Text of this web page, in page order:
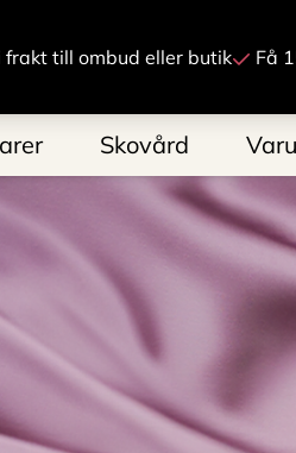
frakt till ombud eller butik Få
Skovård